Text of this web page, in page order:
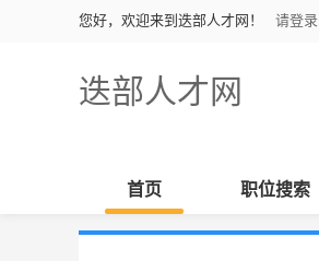
您好，欢迎来到迭部人才网！ 请登录
迭部人才网
首页 职位搜索